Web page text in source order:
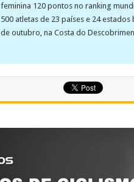
feminina 120 pontos no ranking
500 atletas de 23 países e 24
de outubro, na Costa do